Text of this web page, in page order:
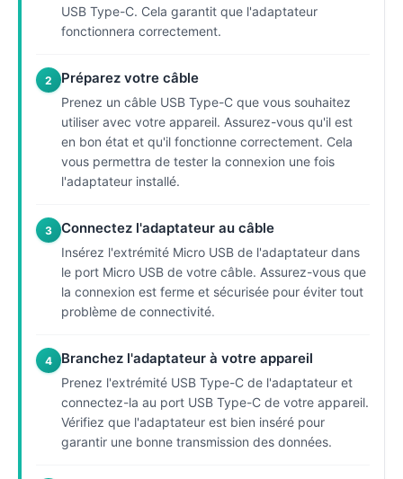
USB Type-C. Cela garantit que l'adaptateur
fonctionnera correctement.
2 Préparez votre câble
Prenez un câble USB Type-C que vous souhaitez
utiliser avec votre appareil. Assurez-vous qu'il est
en bon état et qu'il fonctionne correctement. Cela
vous permettra de tester la connexion une fois
l'adaptateur installé.
3 Connectez l'adaptateur au câble
Insérez l'extrémité Micro USB de l'adaptateur dans
le port Micro USB de votre câble. Assurez-vous que
la connexion est ferme et sécurisée pour éviter tout
problème de connectivité.
4 Branchez l'adaptateur à votre appareil
Prenez l'extrémité USB Type-C de l'adaptateur et
connectez-la au port USB Type-C de votre appareil.
Vérifiez que l'adaptateur est bien inséré pour
garantir une bonne transmission des données.